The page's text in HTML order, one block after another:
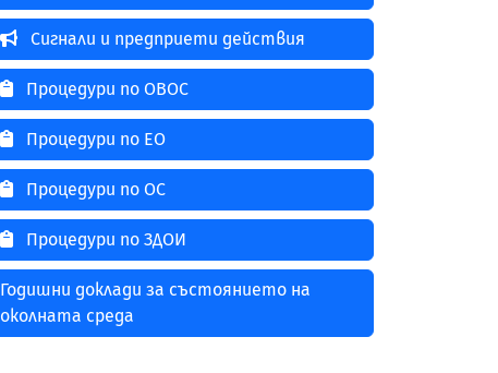
Сигнали и предприети действия
Процедури по ОВОС
Процедури по ЕО
Процедури по ОС
Процедури по ЗДОИ
Годишни доклади за състоянието на
околната среда